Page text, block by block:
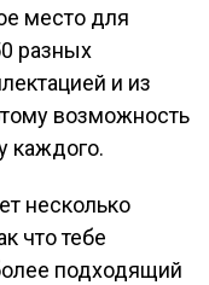
место для
разных
и из
возможность
каждого.
несколько
что тебе
подходящий